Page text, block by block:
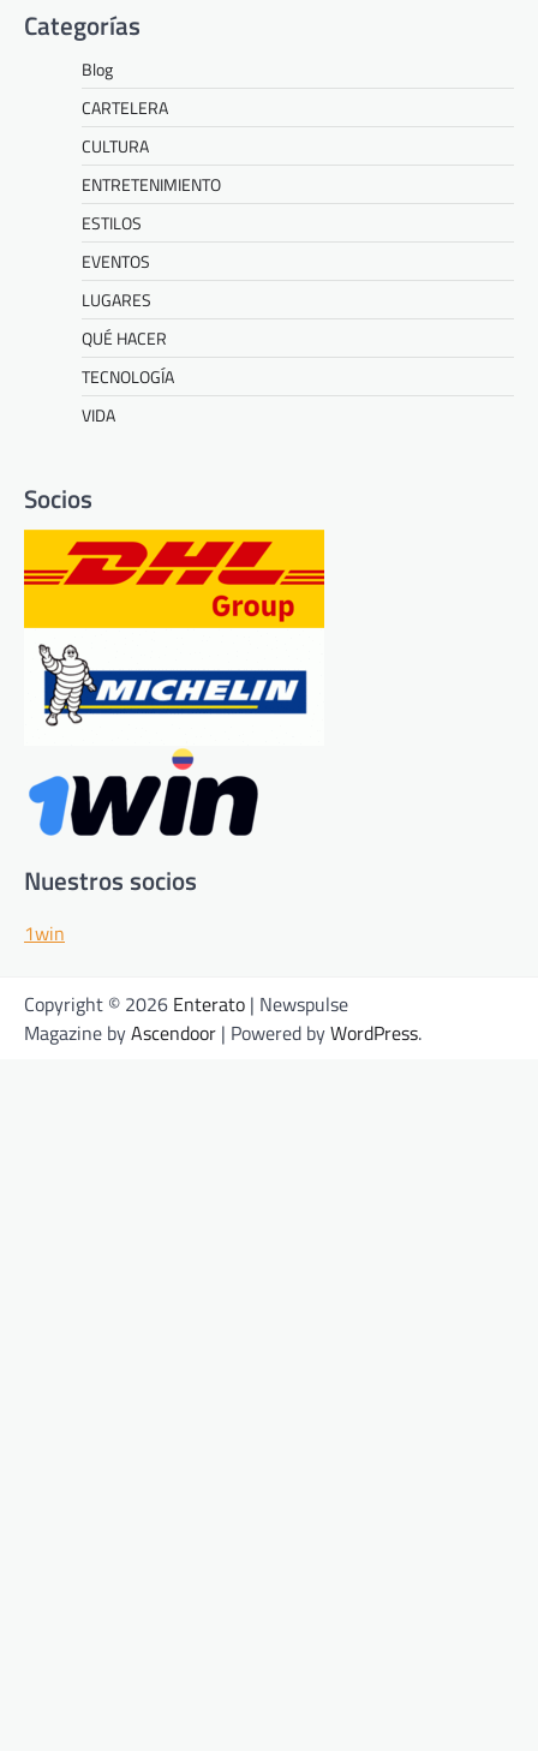
Categorías
Blog
CARTELERA
CULTURA
ENTRETENIMIENTO
ESTILOS
EVENTOS
LUGARES
QUÉ HACER
TECNOLOGÍA
VIDA
Socios
Nuestros socios
1win
Copyright © 2026 Enterato | Newspulse
Magazine byAscendoor | Powered byWordPress.